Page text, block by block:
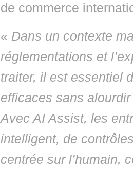
de commerce
« Dans un contexte
réglementations et
traiter, il est essentiel
efficaces sans
Avec AI Assist, les
intelligent, de
centrée sur l’humain,